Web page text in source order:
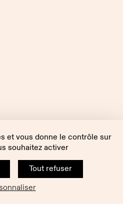
et vous donne le contrôle sur
souhaitez activer
Tout refuser